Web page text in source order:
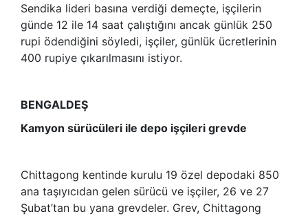
Sendika lideri basına verdiği demeçte, işçilerin
günde 12 ile 14 saat çalıştığını ancak günlük 250
rupi ödendiğini söyledi, işçiler, günlük ücretlerinin
400 rupiye çıkarılmasını istiyor.
BENGALDEŞ
Kamyon sürücüleri ile depo işçileri grevde
Chittagong kentinde kurulu 19 özel depodaki 850
ana taşıyıcıdan gelen sürücü ve işçiler, 26 ve 27
Şubat’tan bu yana grevdeler. Grev, Chittagong